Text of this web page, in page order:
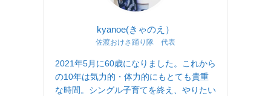
kyanoe(きゃのえ）
佐渡おけさ踊り隊 代表
2021年5月に60歳になりました。これから
の10年は気力的・体力的にもとても貴重
な時間。シングル子育てを終え、やりたい